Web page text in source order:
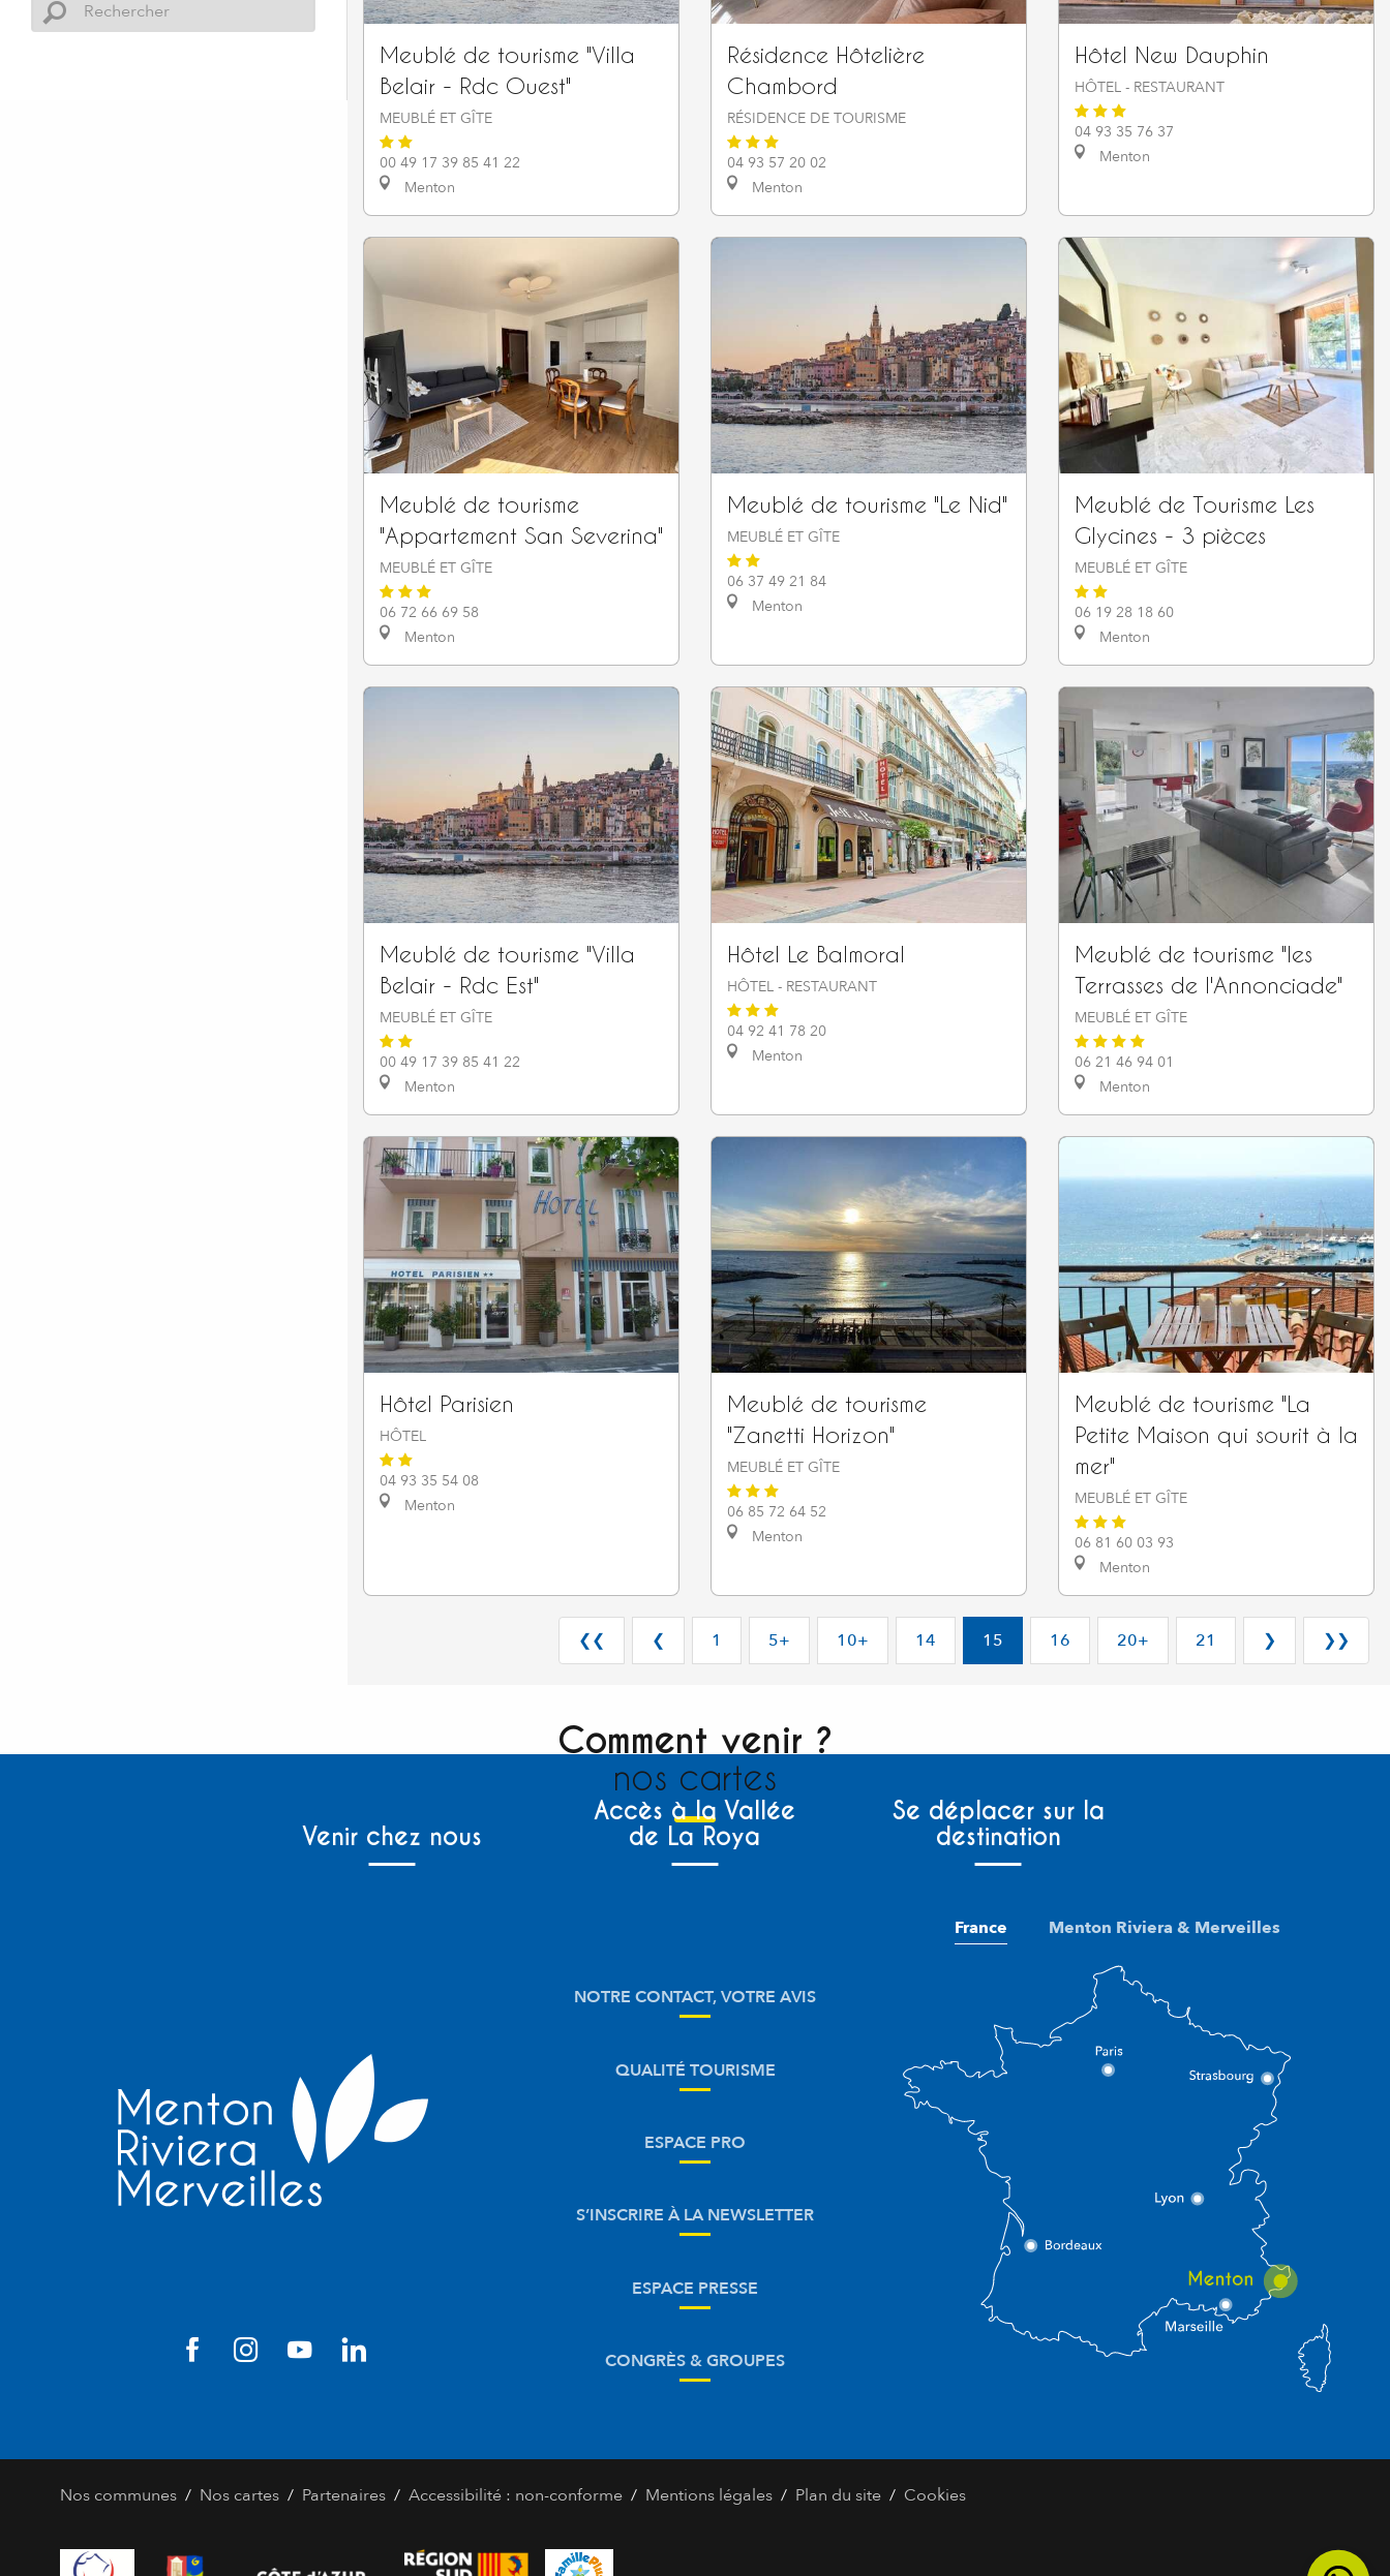
Meublé de tourisme "Villa
Belair - Rdc Ouest"
MEUBLÉ ET GÎTE
00 49 17 39 85 41 22
Menton
Résidence Hôtelière
Chambord
RÉSIDENCE DE TOURISME
04 93 57 20 02
Menton
Hôtel New Dauphin
HÔTEL - RESTAURANT
04 93 35 76 37
Menton
Meublé de tourisme
"Appartement San Severina"
MEUBLÉ ET GÎTE
06 72 66 69 58
Menton
Meublé de tourisme "Le Nid"
MEUBLÉ ET GÎTE
06 37 49 21 84
Menton
Meublé de Tourisme Les
Glycines - 3 pièces
MEUBLÉ ET GÎTE
06 19 28 18 60
Menton
Meublé de tourisme "Villa
Belair - Rdc Est"
MEUBLÉ ET GÎTE
00 49 17 39 85 41 22
Menton
Hôtel Le Balmoral
HÔTEL - RESTAURANT
04 92 41 78 20
Menton
Meublé de tourisme "les
Terrasses de l'Annonciade"
MEUBLÉ ET GÎTE
06 21 46 94 01
Menton
Hôtel Parisien
HÔTEL
04 93 35 54 08
Menton
Meublé de tourisme
"Zanetti Horizon"
MEUBLÉ ET GÎTE
06 85 72 64 52
Menton
Meublé de tourisme "La
Petite Maison qui sourit à la
mer"
MEUBLÉ ET GÎTE
06 81 60 03 93
Menton
❮❮ ❮ 1 5+ 10+ 14 15 16 20+ 21 ❯ ❯❯
Comment venir ?
nos cartes
Venir chez nous
Accès à la Vallée
de La Roya
Se déplacer sur la
destination
NOTRE CONTACT, VOTRE AVIS
QUALITÉ TOURISME
ESPACE PRO
S’INSCRIRE À LA NEWSLETTER
ESPACE PRESSE
CONGRÈS & GROUPES
France Menton Riviera & Merveilles
Nos communes / Nos cartes / Partenaires / Accessibilité : non-conforme / Mentions légales / Plan du site / Cookies